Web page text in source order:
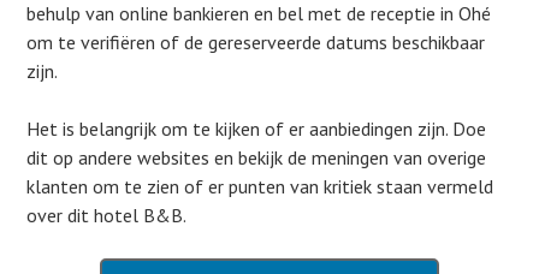
behulp van online bankieren en bel met de receptie in Ohé
om te verifiëren of de gereserveerde datums beschikbaar
zijn.
Het is belangrijk om te kijken of er aanbiedingen zijn. Doe
dit op andere websites en bekijk de meningen van overige
klanten om te zien of er punten van kritiek staan vermeld
over dit hotel B&B.